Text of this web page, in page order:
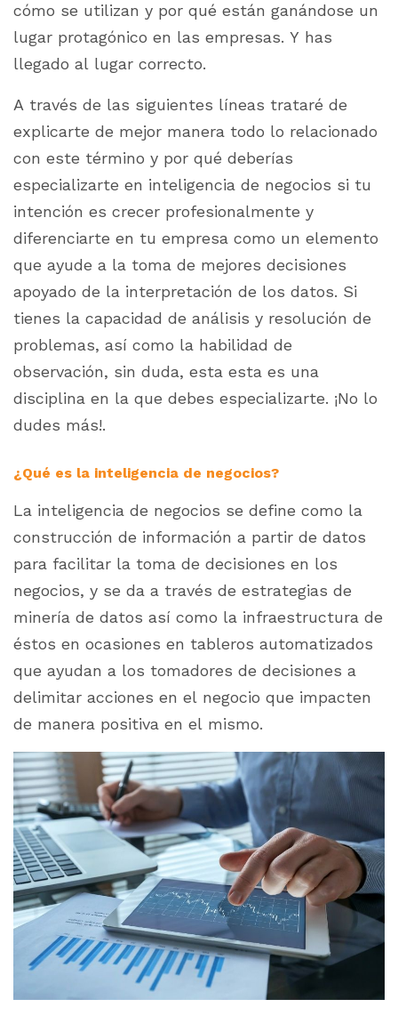
cómo se utilizan y por qué están ganándose un
lugar protagónico en las empresas. Y has
llegado al lugar correcto.
A través de las siguientes líneas trataré de
explicarte de mejor manera todo lo relacionado
con este término y por qué deberías
especializarte en inteligencia de negocios si tu
intención es crecer profesionalmente y
diferenciarte en tu empresa como un elemento
que ayude a la toma de mejores decisiones
apoyado de la interpretación de los datos. Si
tienes la capacidad de análisis y resolución de
problemas, así como la habilidad de
observación, sin duda, esta esta es una
disciplina en la que debes especializarte. ¡No lo
dudes más!.
¿Qué es la inteligencia de negocios?
La inteligencia de negocios se define como la
construcción de información a partir de datos
para facilitar la toma de decisiones en los
negocios, y se da a través de estrategias de
minería de datos así como la infraestructura de
éstos en ocasiones en tableros automatizados
que ayudan a los tomadores de decisiones a
delimitar acciones en el negocio que impacten
de manera positiva en el mismo.